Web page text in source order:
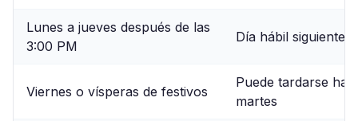
Lunes a jueves después de las
3:00 PM
Día hábil siguiente
Viernes o vísperas de festivos
Puede tardarse
martes